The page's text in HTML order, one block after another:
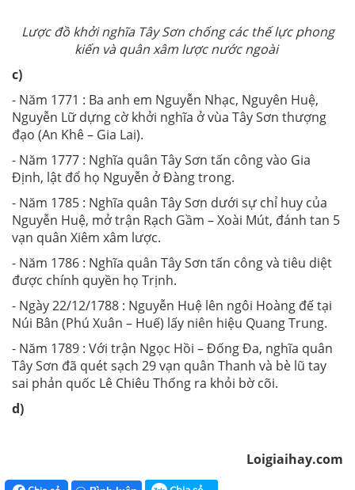
Lược đồ khởi nghĩa Tây Sơn chống các thế lực phong
kiến và quân xâm lược nước ngoài
c)
- Năm 1771 : Ba anh em Nguyễn Nhạc, Nguyên Huệ,
Nguyễn Lữ dựng cờ khởi nghĩa ở vùa Tây Sơn thượng
đạo (An Khê – Gia Lai).
- Năm 1777 : Nghĩa quân Tây Sơn tấn công vào Gia
Định, lật đổ họ Nguyễn ở Đàng trong.
- Năm 1785 : Nghĩa quân Tây Sơn dưới sự chỉ huy của
Nguyễn Huệ, mở trận Rạch Gầm – Xoài Mút, đánh tan 5
vạn quân Xiêm xâm lược.
- Năm 1786 : Nghĩa quân Tây Sơn tấn công và tiêu diệt
được chính quyền họ Trịnh.
- Ngày 22/12/1788 : Nguyễn Huệ lên ngôi Hoàng đế tại
Núi Bân (Phú Xuân – Huế) lấy niên hiệu Quang Trung.
- Năm 1789 : Với trận Ngọc Hồi – Đống Đa, nghĩa quân
Tây Sơn đã quét sạch 29 vạn quân Thanh và bè lũ tay
sai phản quốc Lê Chiêu Thống ra khỏi bờ cõi.
d)
Loigiaihay.com